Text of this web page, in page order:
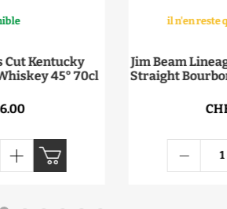
Cut Kentucky
45° 70cl
il n'en reste
Jim Beam
Straight